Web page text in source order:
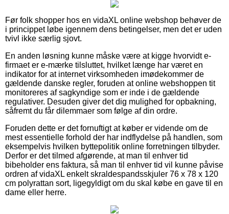
Før folk shopper hos en vidaXL online webshop behøver de
i princippet løbe igennem dens betingelser, men det er uden
tvivl ikke særlig sjovt.
En anden løsning kunne måske være at kigge hvorvidt e-
firmaet er e-mærke tilsluttet, hvilket længe har været en
indikator for at internet virksomheden imødekommer de
gældende danske regler, foruden at online webshoppen tit
monitoreres af sagkyndige som er inde i de gældende
regulativer. Desuden giver det dig mulighed for opbakning,
såfremt du får dilemmaer som følge af din ordre.
Foruden dette er det fornuftigt at køber er vidende om de
mest essentielle forhold der har indflydelse på handlen, som
eksempelvis hvilken byttepolitik online forretningen tilbyder.
Derfor er det tilmed afgørende, at man til enhver tid
bibeholder ens faktura, så man til enhver tid vil kunne påvise
ordren af vidaXL enkelt skraldespandsskjuler 76 x 78 x 120
cm polyrattan sort, ligegyldigt om du skal købe en gave til en
dame eller herre.